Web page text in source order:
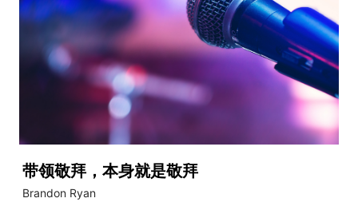
带领敬拜，本身就是敬拜
Brandon Ryan